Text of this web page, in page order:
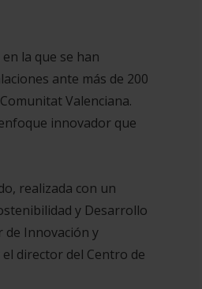
la que se han
ante más de 200
Valenciana.
innovador que
realizada con un
y Desarrollo
de Innovación y
director del Centro de